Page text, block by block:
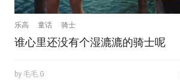
乐高 童话 骑士
谁心里还没有个湿漉漉的骑士呢
by 毛毛.G